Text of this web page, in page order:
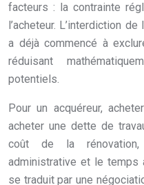
facteurs : la contrainte
l’acheteur. L’interdiction
a déjà commencé à
réduisant
potentiels.
Pour un acquéreur,
acheter une dette de
coût de la
administrative et le temps
se traduit par une